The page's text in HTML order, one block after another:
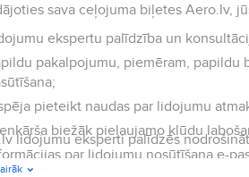
sava ceļojuma biļetes Aero.lv,
ekspertu palīdzība un
pakalpojumu, piemēram, papildu
pieteikt naudas par lidojumu
biežāk pieļaujamo kļūdu
par lidojumu nosūtīšana e-
lidojumu eksperti palīdzēs